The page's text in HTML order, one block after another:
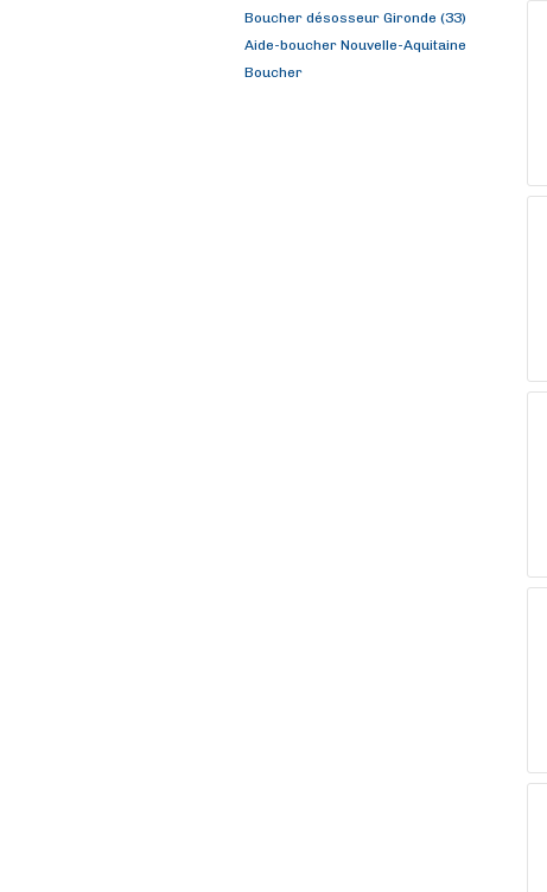
Boucher désosseur Gironde (33)
Aide-boucher Nouvelle-Aquitaine
Boucher